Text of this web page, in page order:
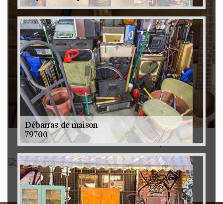
Rachat instrument de musique 79
Achat antiquité 79